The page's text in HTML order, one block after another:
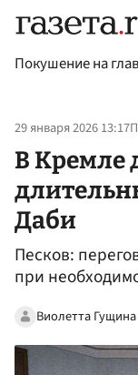
Покушение на
29 января 2026 13:17
В Кремле
Даби
Песков:
при
Виолетта Гущина